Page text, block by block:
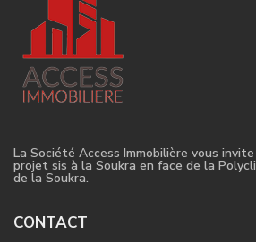
La Société Access Immobilière vous
projet sis à la Soukra en face de la
de la Soukra.
CONTACT